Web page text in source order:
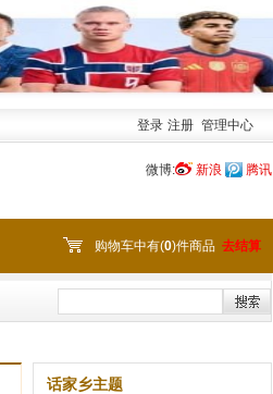
登录 注册 管理中心
微博: 新浪 腾讯
购物车中有(0)件商品 去结算
话家乡主题